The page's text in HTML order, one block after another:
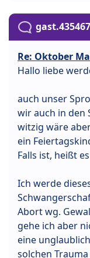
Re: Oktober
Hallo liebe
auch unser
wir auch in den
witzig wäre
ein
Falls ist, heißt
Ich werde
Abort wg.
gehe ich aber
eine
solchen